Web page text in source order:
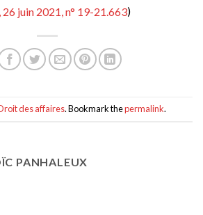
, 26 juin 2021, n° 19-21.663)
des affaires. Bookmark thepermalink.
PANHALEUX